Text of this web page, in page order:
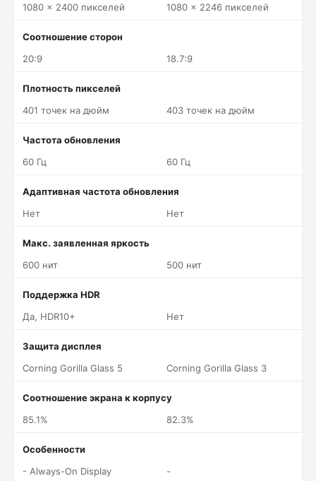
1080 x 2400 пикселей
1080 x 2246 пикселей
Соотношение сторон
20:9
18.7:9
Плотность пикселей
401 точек на дюйм
403 точек на дюйм
Частота обновления
60 Гц
60 Гц
Адаптивная частота обновления
Нет
Нет
Макс. заявленная яркость
600 нит
500 нит
Поддержка HDR
Да, HDR10+
Нет
Защита дисплея
Corning Gorilla Glass 5
Corning Gorilla Glass 3
Соотношение экрана к корпусу
85.1%
82.3%
Особенности
- Always-On Display
-